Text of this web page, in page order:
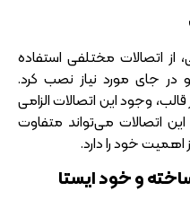
از اتصالات مختلفی استفاده
در جای مورد نیاز نصب کرد.
وجود این اتصالات الزامی
اتصالات می‌تواند متفاوت
اهمیت خود را دارد.
و خود ایستا